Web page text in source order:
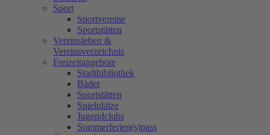
Sport
Sportvereine
Sportstätten
Vereinsleben &
Vereinsverzeichnis
Freizeitangebote
Stadtbibliothek
Bäder
Sportstätten
Spielplätze
Jugendclubs
Sommerferien(s)pass